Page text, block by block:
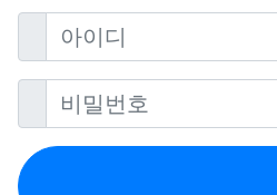
아이디 필수
비밀번호 필수